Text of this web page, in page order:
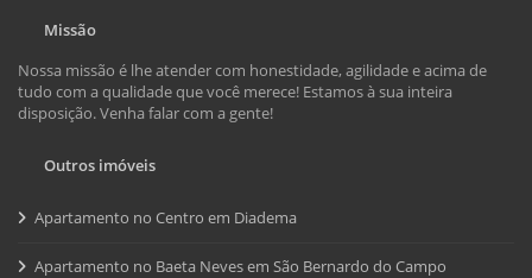
Missão
Nossa missão é lhe atender com honestidade, agilidade e acima de
tudo com a qualidade que você merece! Estamos à sua inteira
disposição. Venha falar com a gente!
Outros imóveis
Apartamento no Centro em Diadema
Apartamento no Baeta Neves em São Bernardo do Campo